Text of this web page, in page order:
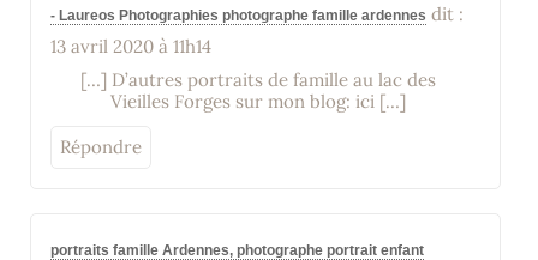
- Laureos Photographies photographe famille ardennes dit :
13 avril 2020 à 11h14
[…] D’autres portraits de famille au lac des
Vieilles Forges sur mon blog: ici […]
Répondre
portraits famille Ardennes, photographe portrait enfant